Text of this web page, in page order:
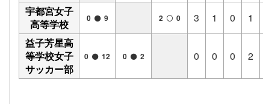
宇都宮女子
高等学校
0 9 2 0 3 1 0 1
益子芳星高
等学校女子
サッカー部
0 12 0 2 0 0 0 2